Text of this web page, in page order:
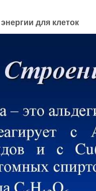
для клеток